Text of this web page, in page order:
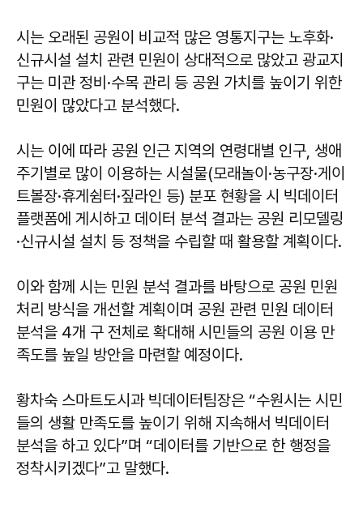
시는 오래된 공원이 비교적 많은 영통지구는 노후화·
신규시설 설치 관련 민원이 상대적으로 많았고 광교지
구는 미관 정비·수목 관리 등 공원 가치를 높이기 위한
민원이 많았다고 분석했다.
시는 이에 따라 공원 인근 지역의 연령대별 인구, 생애
주기별로 많이 이용하는 시설물(모래놀이·농구장·게이
트볼장·휴게쉼터·짚라인 등) 분포 현황을 시 빅데이터
플랫폼에 게시하고 데이터 분석 결과는 공원 리모델링
·신규시설 설치 등 정책을 수립할 때 활용할 계획이다.
이와 함께 시는 민원 분석 결과를 바탕으로 공원 민원
처리 방식을 개선할 계획이며 공원 관련 민원 데이터
분석을 4개 구 전체로 확대해 시민들의 공원 이용 만
족도를 높일 방안을 마련할 예정이다.
황차숙 스마트도시과 빅데이터팀장은 “수원시는 시민
들의 생활 만족도를 높이기 위해 지속해서 빅데이터
분석을 하고 있다”며 “데이터를 기반으로 한 행정을
정착시키겠다”고 말했다.